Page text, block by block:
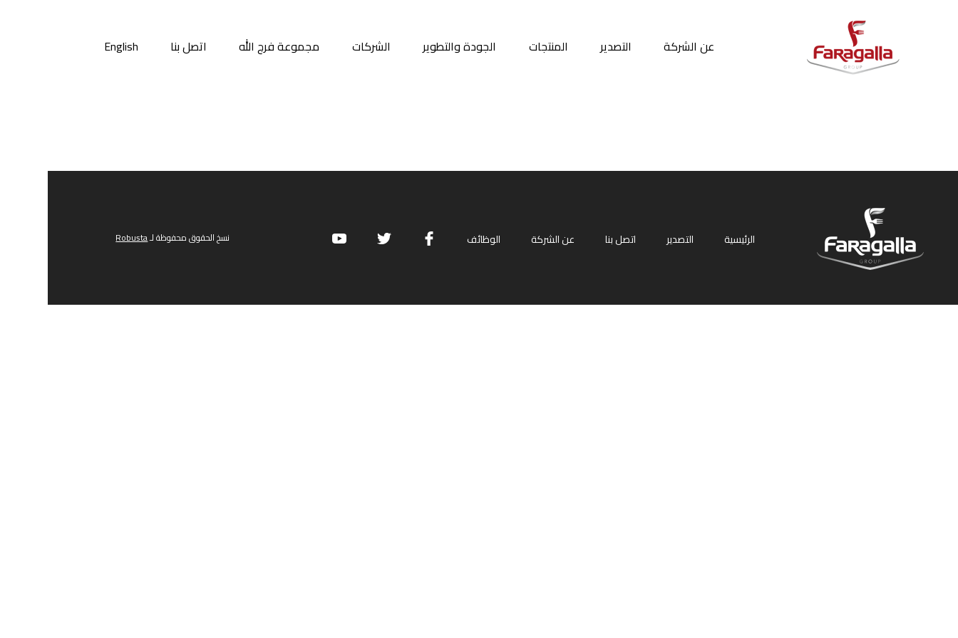
Faragalla عن الشركة التصدير المنتجات الجودة والتطوير الشركات مجموعة فرج الله اتصل بنا English
الرئيسية التصدير اتصل بنا عن الشركة الوظائف Robustaنسخ الحقوق محفوظة لـ